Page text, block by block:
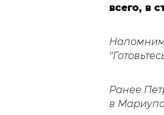
всего, в
Ранее
в